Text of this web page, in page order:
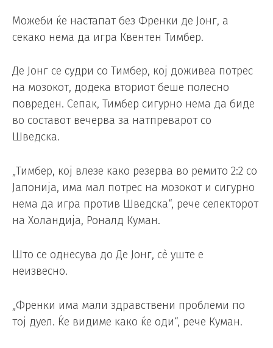
Можеби ќе настапат без Френки де Јонг, а
секако нема да игра Квентен Тимбер.
Де Јонг се судри со Тимбер, кој доживеа потрес
на мозокот, додека вториот беше полесно
повреден. Сепак, Тимбер сигурно нема да биде
во составот вечерва за натпреварот со
Шведска.
„Тимбер, кој влезе како резерва во ремито 2:2 со
Јапонија, има мал потрес на мозокот и сигурно
нема да игра против Шведска“, рече селекторот
на Холандија, Роналд Куман.
Што се однесува до Де Јонг, сè уште е
неизвесно.
„Френки има мали здравствени проблеми по
тој дуел. Ќе видиме како ќе оди“, рече Куман.